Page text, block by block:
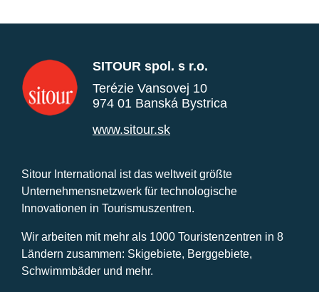
SITOUR spol. s r.o.
Terézie Vansovej 10
974 01 Banská Bystrica
www.sitour.sk
Sitour International ist das weltweit größte
Unternehmensnetzwerk für technologische
Innovationen in Tourismuszentren.
Wir arbeiten mit mehr als 1000 Touristenzentren in 8
Ländern zusammen: Skigebiete, Berggebiete,
Schwimmbäder und mehr.